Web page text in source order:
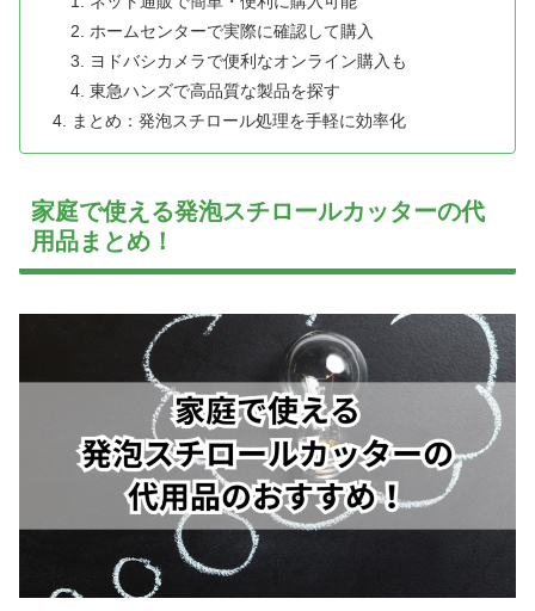
ホームセンターで実際に確認して購入
ヨドバシカメラで便利なオンライン購入も
東急ハンズで高品質な製品を探す
まとめ：発泡スチロール処理を手軽に効率化
家庭で使える発泡スチロールカッターの代
用品まとめ！